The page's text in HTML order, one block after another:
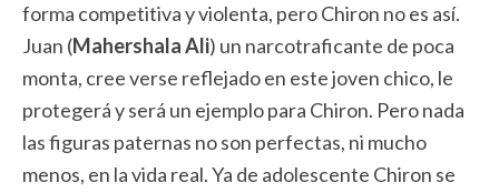
forma competitiva y violenta, pero Chiron no es así.
Juan (Mahershala Ali) un narcotraficante de poca
monta, cree verse reflejado en este joven chico, le
protegerá y será un ejemplo para Chiron. Pero nada
las figuras paternas no son perfectas, ni mucho
menos, en la vida real. Ya de adolescente Chiron se